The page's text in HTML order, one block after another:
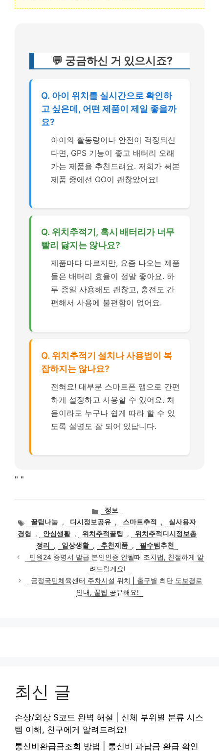
💬 궁금하신 거 있으시죠?
Q. 아이 위치를 실시간으로 확인하
고 싶은데, 어떤 제품이 제일 좋을까
요?
아이의 활동량이나 안전이 걱정되신
다면, GPS 기능이 좋고 배터리 오래
가는 제품을 추천드려요. 저희가 써본
제품 중에선 OO이 괜찮았어요!
Q. 위치추적기, 혹시 배터리가 너무
빨리 닳지는 않나요?
제품마다 다르지만, 요즘 나오는 제품
들은 배터리 효율이 정말 좋아요. 하
루 종일 사용해도 괜찮고, 충전도 간
편해서 사용에 불편함이 없어요.
Q. 위치추적기 설치나 사용법이 복
잡하지는 않나요?
전혀요! 대부분 스마트폰 앱으로 간편
하게 설정하고 사용할 수 있어요. 처
음이라도 누구나 쉽게 따라 할 수 있
도록 설명도 잘 되어 있답니다.
" "
카
테
고
리
정보
태
그
꿀팁나눔 , 디시정보공유 , 스마트추적 ,
실사용자
경험
, 안심생활 , 위치추적꿀팁 ,
위치추적디시정보총
정리
, 일상생활 , 추천제품 ,
필수템추천
민원24 증명서 발급 본인인증 안될때 조치법, 친절하게 알
려드릴게요!
금정국민체육센터 주차시설 위치 | 출구별 최단 도보경로
안내, 꿀팁 공유해요!
최신 글
손상/외상 S코드 완벽 해설 | 신체 부위별 분류 시스
템 이해, 친구에게 알려드려요!
통신비환급금조회 방법 | 통신비 과납금 환급 확인